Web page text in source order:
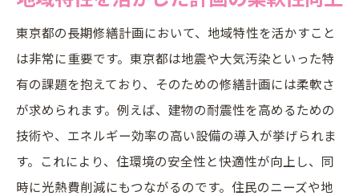
東京都の長期修繕計画において、地域特性を活かすこと
は非常に重要です。東京都は地震や大気汚染といった特
有の課題を抱えており、そのための修繕計画には柔軟さ
が求められます。例えば、建物の耐震性を高めるための
技術や、エネルギー効率の高い設備の導入が挙げられま
す。これにより、住環境の安全性と快適性が向上し、同
時に光熱費削減にもつながるのです。住民のニーズや地